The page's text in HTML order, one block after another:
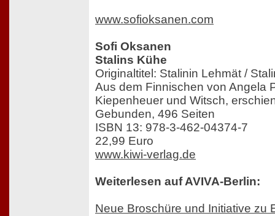
www.sofioksanen.com
Sofi Oksanen
Stalins Kühe
Originaltitel: Stalinin Lehmät /
Aus dem Finnischen von Angela
Kiepenheuer und Witsch,
Gebunden, 496 Seiten
ISBN 13: 978-3-462-04374-7
22,99 Euro
www.kiwi-verlag.de
Weiterlesen auf AVIVA-Berlin:
Neue Broschüre und Initiative zu